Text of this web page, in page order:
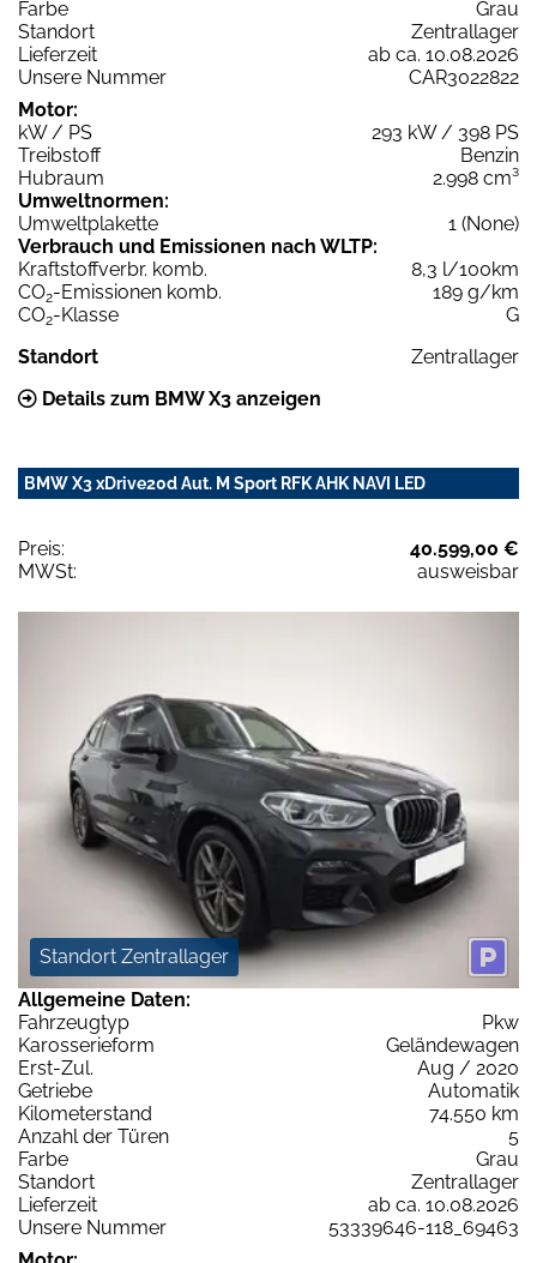
Farbe
Grau
Standort
Zentrallager
Lieferzeit
ab ca. 10.08.2026
Unsere Nummer
CAR3022822
Motor:
kW / PS
293 kW / 398 PS
Treibstoff
Benzin
Hubraum
2.998 cm³
Umweltnormen:
Umweltplakette
1 (None)
Verbrauch und Emissionen nach WLTP:
Kraftstoffverbr. komb.
8,3 l/100km
CO2-Emissionen komb.
189 g/km
CO2-Klasse
G
Standort
Zentrallager
Details zum BMW X3 anzeigen
BMW X3 xDrive20d Aut. M Sport RFK AHK NAVI LED
Preis:
40.599,00 €
MWSt:
ausweisbar
Standort Zentrallager
Allgemeine Daten:
Fahrzeugtyp
Pkw
Karosserieform
Geländewagen
Erst-Zul.
Aug / 2020
Getriebe
Automatik
Kilometerstand
74.550 km
Anzahl der Türen
5
Farbe
Grau
Standort
Zentrallager
Lieferzeit
ab ca. 10.08.2026
Unsere Nummer
53339646-118_69463